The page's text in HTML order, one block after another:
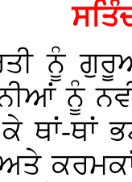
ਨੂੰ
ਨੂੰ
ਥਾਂ-ਥਾਂ